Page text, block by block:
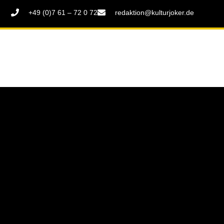
+49 (0)7 61 – 72 0 72 redaktion@kulturjoker.de